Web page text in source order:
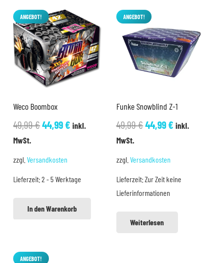
ANGEBOT!
Weco Boombox
49,99€Ursprünglicher
44,99€Aktueller
inkl.
MwSt.
zzgl. Versandkosten
Lieferzeit:2 - 5 Werktage
In den Warenkorb
ANGEBOT!
Funke Snowblind Z-1
49,99€Ursprünglicher
44,99€Aktueller
inkl.
MwSt.
zzgl. Versandkosten
Lieferzeit:Zur Zeit keine
Lieferinformationen
Weiterlesen
ANGEBOT!